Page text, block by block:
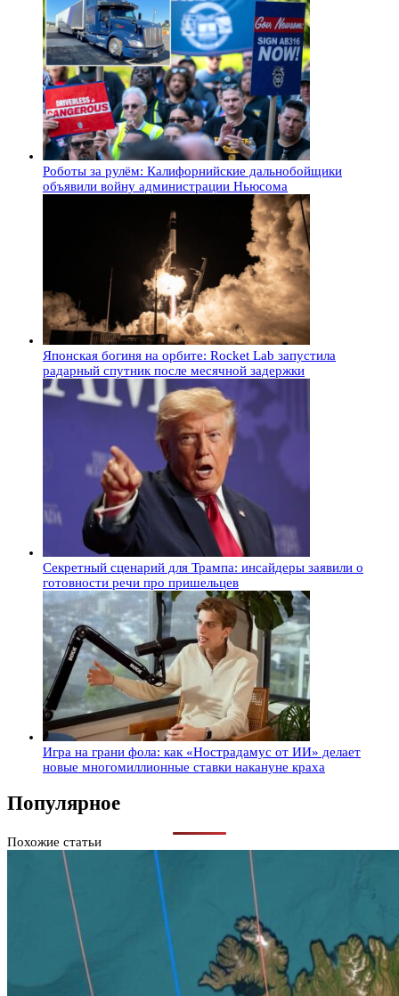
Роботы за рулём: Калифорнийские дальнобойщики
объявили войну администрации Ньюсома
Японская богиня на орбите: Rocket Lab запустила
радарный спутник после месячной задержки
Секретный сценарий для Трампа: инсайдеры заявили о
готовности речи про пришельцев
Игра на грани фола: как «Нострадамус от ИИ» делает
новые многомиллионные ставки накануне краха
Популярное
Похожие статьи